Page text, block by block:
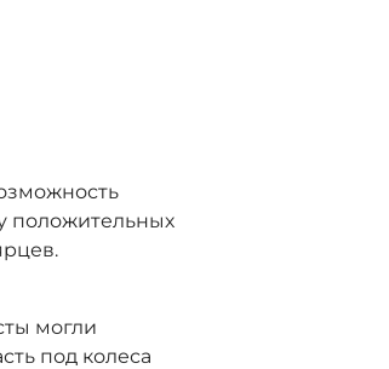
положительных
могли
под колеса